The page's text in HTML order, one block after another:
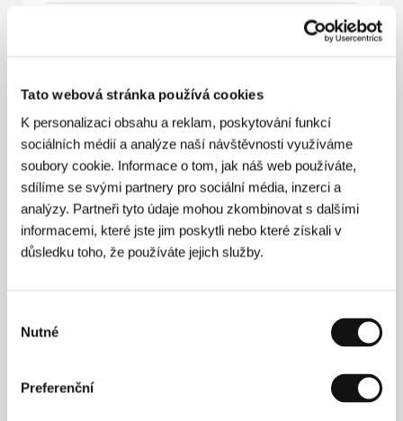
Tato webová stránka používá cookies
K personalizaci obsahu a reklam, poskytování funkcí
sociálních médií a analýze naší návštěvnosti využíváme
soubory cookie. Informace o tom, jak náš web používáte,
sdílíme se svými partnery pro sociální média, inzerci a
analýzy. Partneři tyto údaje mohou zkombinovat s dalšími
informacemi, které jste jim poskytli nebo které získali v
důsledku toho, že používáte jejich služby.
souhlasu
Nutné
Preferenční
Odříznuti
(Aislados)
Režie: David Marqués / Španělsko, 2005, 83 min
Ráj řízků
(Het schnitzelparadijs)
Režie: Martin Koolhoven / Nizozemsko, 2005, 82 min
(Shut Up and Shoot Me)